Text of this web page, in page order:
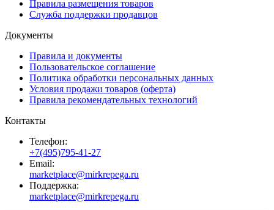
Правила размещения товаров
Служба поддержки продавцов
Документы
Правила и документы
Пользовательское соглашение
Политика обработки персональных данных
Условия продажи товаров (оферта)
Правила рекомендательных технологий
Контакты
Телефон:
+7(495)795-41-27
Email:
marketplace@mirkrepega.ru
Поддержка:
marketplace@mirkrepega.ru